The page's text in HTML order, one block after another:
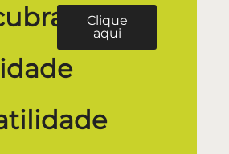
Clique
aqui